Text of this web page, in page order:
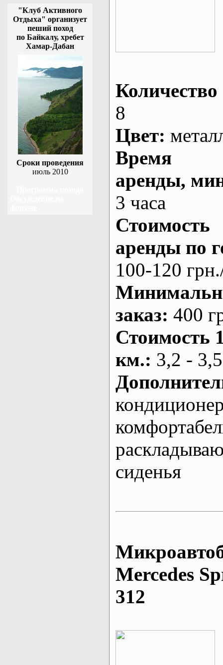
"Клуб Активного
Отдыха" организует
пеший поход
по Байкалу, хребет
Хамар-Дабан
Сроки проведения
июль 2010
Количество
8
Цвет:
Время
аренды,
3 часа
Стоимость
аренды по
100-120
заказ: 400
Стоимость
км.: 3,2 -
сиденья
Mеrcedes
312